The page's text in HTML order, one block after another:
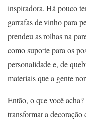
inspiradora. Há pouco
garrafas de vinho para
prendeu as rolhas na
como suporte para os
personalidade e, de
materiais que a gente
Então, o que você
transformar a decoração